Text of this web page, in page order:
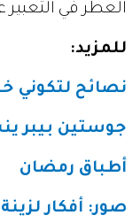
العطر في
للمزيد:
نصائح لتكوني
جوستين بيبر
أطباق رمضان
صور: أفكار